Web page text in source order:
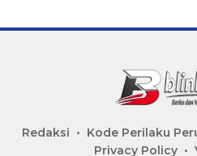
Redaksi Kode Perilaku
Privacy Policy